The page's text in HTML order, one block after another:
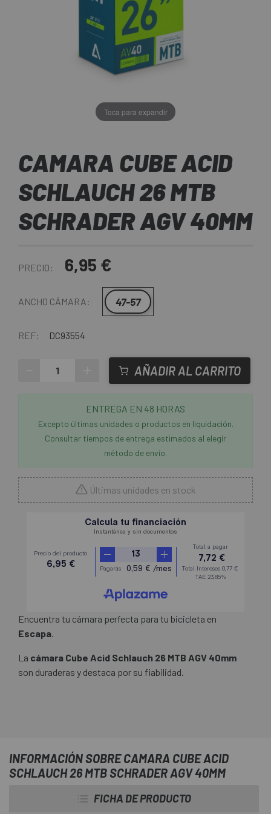
Toca para expandir
CAMARA CUBE ACID
SCHLAUCH 26 MTB
SCHRADER AGV 40MM
PRECIO: 6,95 €
ANCHO CÁMARA: 47-57
REF: DC93554
AÑADIR AL CARRITO
ENTREGA EN 48 HORAS
Excepto últimas unidades o productos en liquidación.
Consultar tiempos de entrega estimados al elegir
método de envío.
Últimas unidades en stock
Encuentra tu cámara perfecta para tu bicicleta en
Escapa.
La cámara Cube Acid Schlauch 26 MTB AGV 40mm
son duraderas y destaca por su fiabilidad.
INFORMACIÓN SOBRE CAMARA CUBE ACID
SCHLAUCH 26 MTB SCHRADER AGV 40MM
FICHA DE PRODUCTO